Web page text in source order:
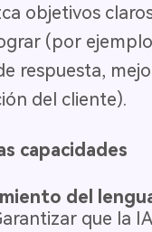
objetivos
(por
respuesta,
del cliente).
capacidades
del
que la